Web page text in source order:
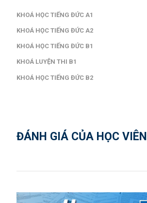
KHOÁ HỌC TIẾNG ĐỨC A1
KHOÁ HỌC TIẾNG ĐỨC A2
KHOÁ HỌC TIẾNG ĐỨC B1
KHOÁ LUYỆN THI B1
KHOÁ HỌC TIẾNG ĐỨC B2
ĐÁNH GIÁ CỦA HỌC VIÊN